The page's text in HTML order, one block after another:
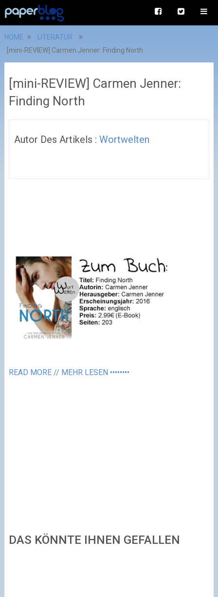
HOME
LITERATUR
[mini-REVIEW] Carmen Jenner: Finding North
[mini-REVIEW] Carmen Jenner:
Finding North
Autor Des Artikels : Wortwelten
READ MORE // MEHR LESEN ••••••••
DAS KÖNNTE IHNEN GEFALLEN